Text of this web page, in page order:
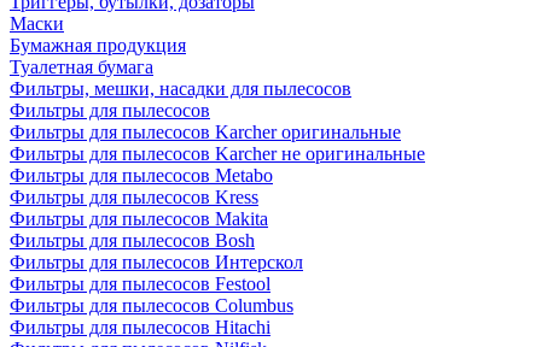
Маски
Бумажная продукция
Туалетная бумага
Фильтры, мешки, насадки для пылесосов
Фильтры для пылесосов
Фильтры для пылесосов Karcher оригинальные
Фильтры для пылесосов Karcher не оригинальные
Фильтры для пылесосов Metabo
Фильтры для пылесосов Kress
Фильтры для пылесосов Makita
Фильтры для пылесосов Bosh
Фильтры для пылесосов Интерскол
Фильтры для пылесосов Festool
Фильтры для пылесосов Columbus
Фильтры для пылесосов Hitachi